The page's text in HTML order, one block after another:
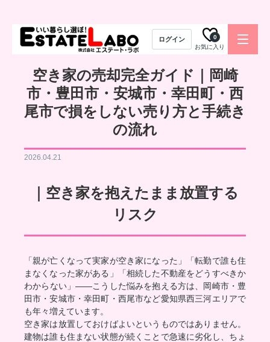
ログイン
お気に入り
0
空き家の売却完全ガイド｜岡崎
市・豊田市・安城市・幸田町・西
尾市で損をしない売り方と手続き
の流れ
2026.04.21
｜空き家を抱えたまま放置する
リスク
「親が亡くなって実家が空き家になった」「転勤で誰も住
まなくなった家がある」「相続した不動産をどうすべきか
わからない」――こうした悩みを抱える方は、岡崎市・豊
田市・安城市・幸田町・西尾市など愛知県西三河エリアで
も年々増えています。
空き家は放置しておけばよいというものではありません。
建物は誰も住まない状態が続くことで急速に劣化し、ちょ